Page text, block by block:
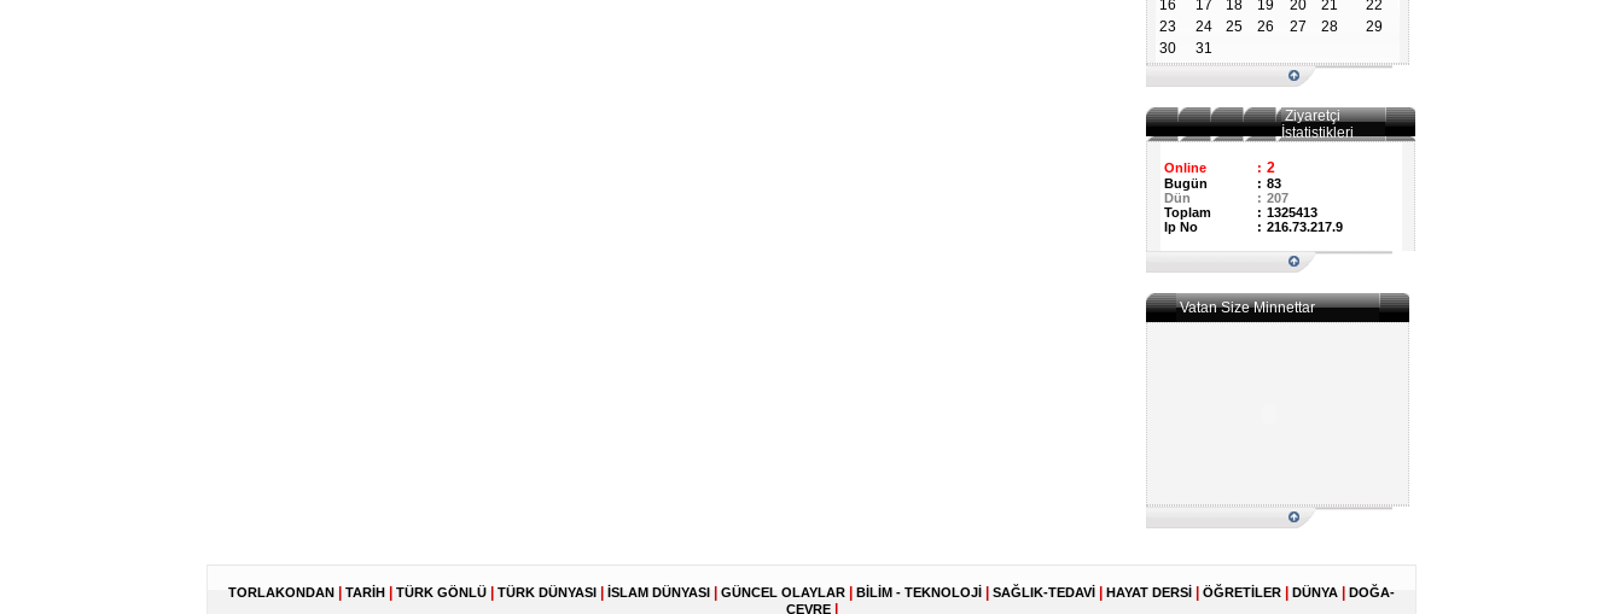
16
17 18 19 20 21
22
23
24 25 26 27 28
29
30
31
Ziyaretçi
İstatistikleri
Online : 2
Bugün : 83
Dün
: 207
Toplam
: 1325413
Ip No
: 216.73.217.9
Vatan Size Minnettar
TORLAKONDAN TARİH TÜRK GÖNLÜ TÜRK DÜNYASI İSLAM DÜNYASI GÜNCEL OLAYLAR BİLİM - TEKNOLOJİ SAĞLIK-TEDAVİ HAYAT DERSİ ÖĞRETİLER DÜNYA
DOĞA-
ÇEVRE